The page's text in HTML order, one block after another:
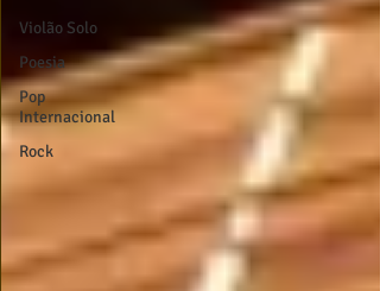
Violão Solo
Poesia
Pop
Internacional
Rock